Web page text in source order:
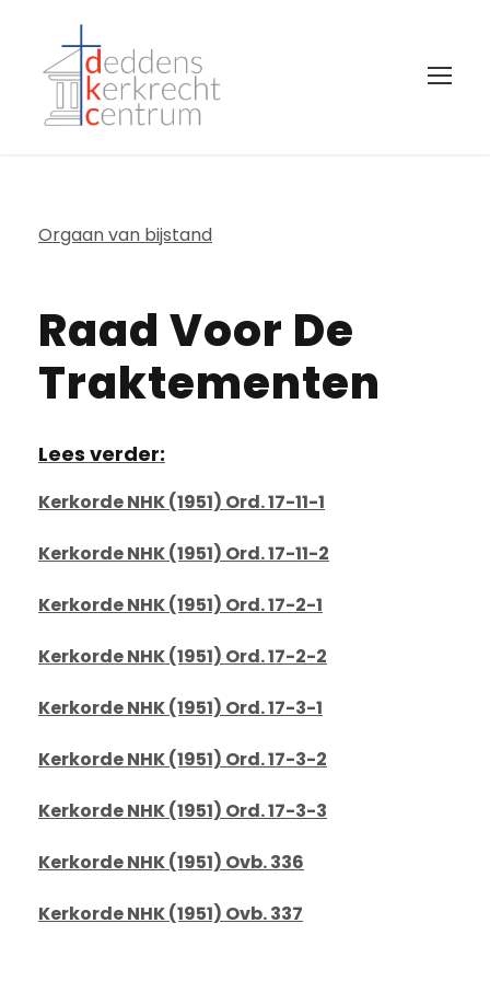
Orgaan van bijstand
Raad Voor De
Traktementen
Lees verder:
Kerkorde NHK (1951) Ord. 17-11-1
Kerkorde NHK (1951) Ord. 17-11-2
Kerkorde NHK (1951) Ord. 17-2-1
Kerkorde NHK (1951) Ord. 17-2-2
Kerkorde NHK (1951) Ord. 17-3-1
Kerkorde NHK (1951) Ord. 17-3-2
Kerkorde NHK (1951) Ord. 17-3-3
Kerkorde NHK (1951) Ovb. 336
Kerkorde NHK (1951) Ovb. 337